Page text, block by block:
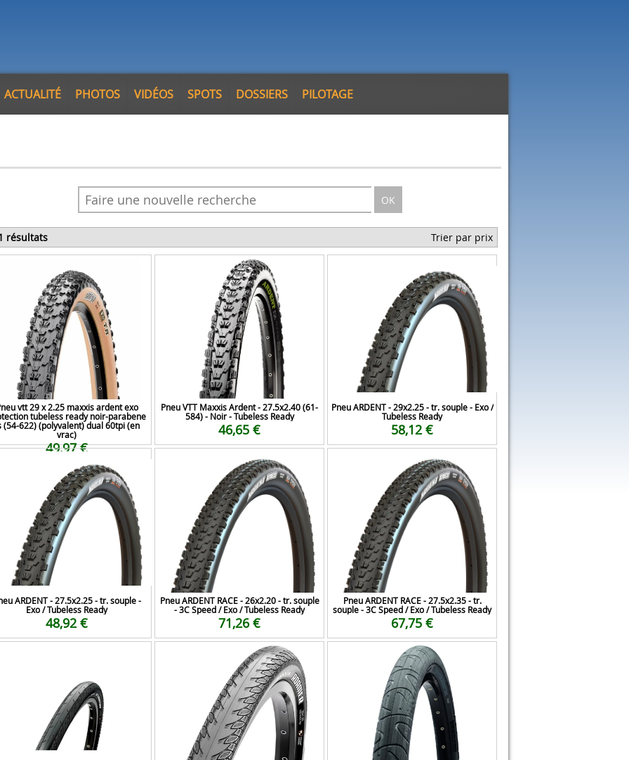
ACTUALITÉ PHOTOS VIDÉOS SPOTS DOSSIERS PILOTAGE
OK
résultats Trier par prix
vtt 29 x 2.25 maxxis ardent exo
tubeless ready noir-parabene
(54-622) (polyvalent) dual 60tpi (en
vrac)
49,97 €
Pneu VTT Maxxis Ardent - 27.5x2.40 (61-
584) - Noir - Tubeless Ready
46,65 €
Pneu ARDENT - 29x2.25 - tr. souple - Exo /
Tubeless Ready
58,12 €
ARDENT - 27.5x2.25 - tr. souple -
Exo / Tubeless Ready
48,92 €
Pneu ARDENT RACE - 26x2.20 - tr. souple
- 3C Speed / Exo / Tubeless Ready
71,26 €
Pneu ARDENT RACE - 27.5x2.35 - tr.
souple - 3C Speed / Exo / Tubeless Ready
67,75 €